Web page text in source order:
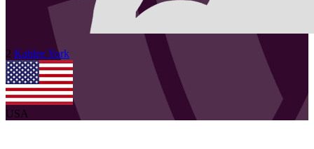
2 KahleeYork
USA